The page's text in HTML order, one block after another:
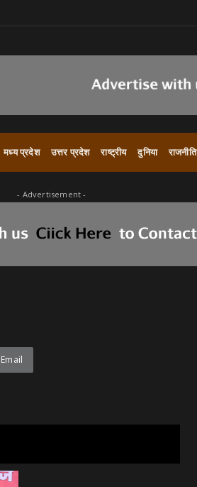
मध्य प्रदेश उत्तर प्रदेश राष्ट्रीय दुनिया राजनीति
- Advertisement -
Email